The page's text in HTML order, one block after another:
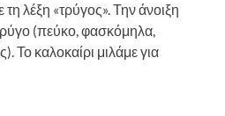
λέξη «τρύγος». Την άνοιξη
(πεύκο, φασκόμηλα,
Το καλοκαίρι μιλάμε για